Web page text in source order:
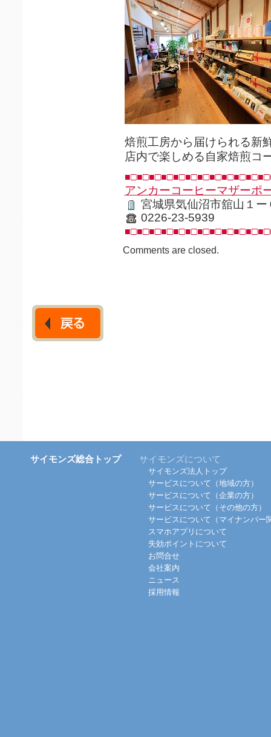
焙煎工房から届けられる新
店内で楽しめる自家焙煎コ
アンカーコーヒーマザーポ
宮城県気仙沼市舘山１ー
0226-23-5939
Comments are closed.
サイモンズ総合トップ サイモンズについて
サイモンズ法人トップ
サービスについて（地域の方）
サービスについて（企業の方）
サービスについて（その他の方）
サービスについて（マイナンバー
スマホアプリについて
失効ポイントについて
お問合せ
会社案内
ニュース
採用情報